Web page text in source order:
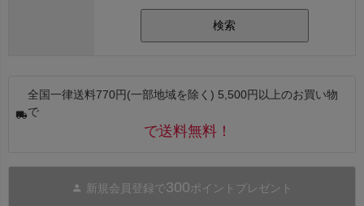
検索
全国一律送料770円(一部地域を除く) 5,500円以上のお買い物
で
で送料無料！
新規会員登録で300ポイントプレゼント